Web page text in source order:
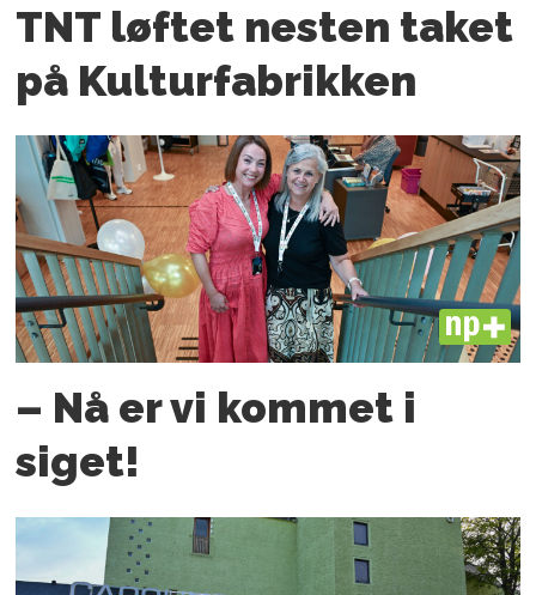
TNT løftet nesten taket
på Kulturfabrikken
PLUS
– Nå er vi kommet i
siget!